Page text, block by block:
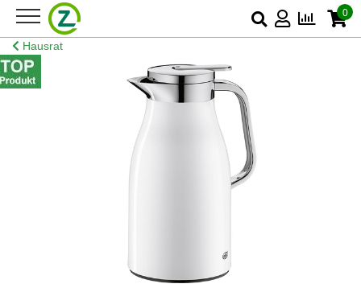
0
Hausrat